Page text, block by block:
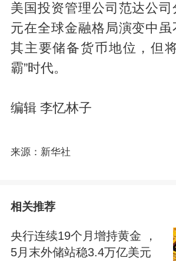
美国投资管理公司范达公
元在全球金融格局演变中
其主要储备货币地位，但
霸”时代。
编辑 李忆林子
来源：新华社
相关推荐
央行连续19个月增持黄金 ，
5月末外储站稳3.4万亿美元